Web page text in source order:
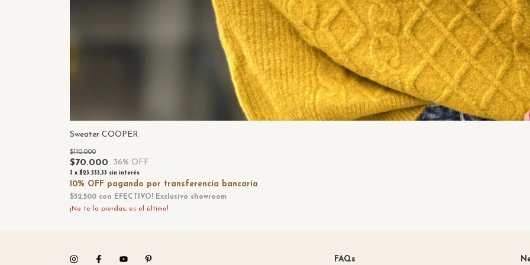
Sweater COOPER
$70.000
$110.000
36% OFF
3 x $23.333,33 sin interés
$52.500 con EFECTIVO! Exclusivo showroom
¡No te lo pierdas, es el último!
FAQs